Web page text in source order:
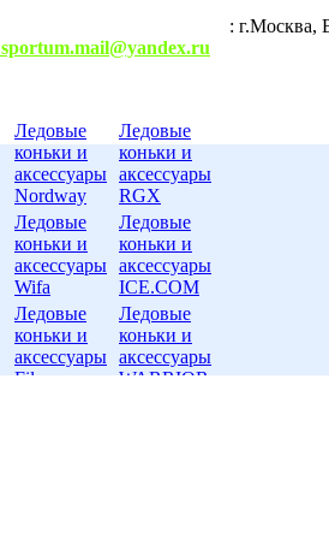
:
sportum.mail@yandex.ru
Ледовые
коньки и
аксессуары
Nordway
Ледовые
коньки и
аксессуары
Wifa
Ледовые
коньки и
аксессуары
Fila
Ледовые
коньки и
аксессуары
RGX
Ледовые
коньки и
аксессуары
ICE.COM
Ледовые
коньки и
аксессуары
WARRIOR